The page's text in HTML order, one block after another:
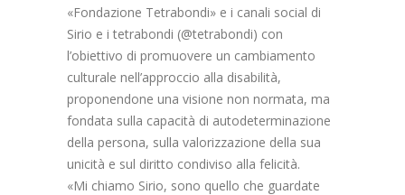
«Fondazione Tetrabondi» e i canali social di
Sirio e i tetrabondi (@tetrabondi) con
l’obiettivo di promuovere un cambiamento
culturale nell’approccio alla disabilità,
proponendone una visione non normata, ma
fondata sulla capacità di autodeterminazione
della persona, sulla valorizzazione della sua
unicità e sul diritto condiviso alla felicità.
«Mi chiamo Sirio, sono quello che guardate